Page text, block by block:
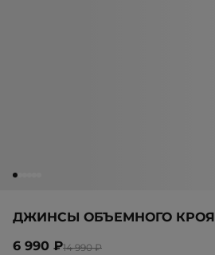
ДЖИНСЫ ОБЪЕМНОГО КРОЯ
6 990 ₽14 990 ₽